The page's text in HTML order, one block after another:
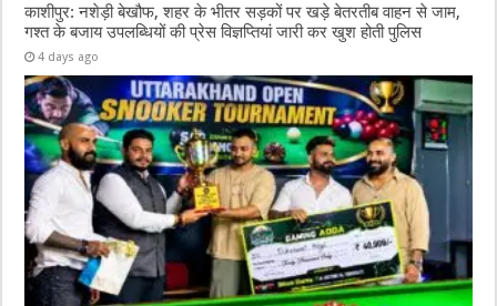
काशीपुर: नशेड़ी बेखौफ, शहर के भीतर सड़कों पर खड़े बेतरतीब वाहन से जाम,
गश्त के बजाय उपलब्धियों की प्रेस विज्ञप्तियां जारी कर खुश होती पुलिस
4 days ago